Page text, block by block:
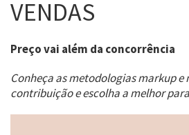
VENDAS
Preço vai além da concorrência
Conheça as metodologias markup e
contribuição e escolha a melhor